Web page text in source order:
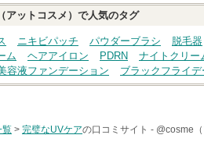
アットコスメ）で人気のタグ
ニキビパッチ パウダーブラシ 脱毛器
ム
ヘアアイロン PDRN ナイトクリー
容液ファンデーション ブラックフライデ
覧 > 完璧なUVケアの口コミサイト - @cosme（